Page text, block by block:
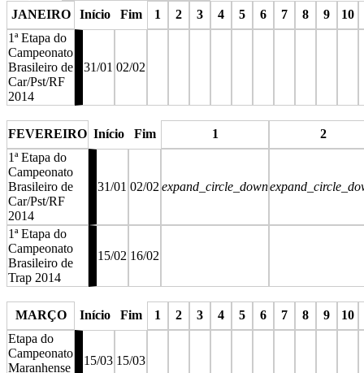
JANEIRO
Início Fim 1 2 3 4 5 6 7 8 9 10
1ª Etapa do
Campeonato
Brasileiro de
Car/Pst/RF
2014
31/01 02/02
FEVEREIRO Início Fim 1
2
1ª Etapa do
Campeonato
Brasileiro de
Car/Pst/RF
2014
31/01 02/02 expand_circle_down
1ª Etapa do
Campeonato
Brasileiro de
Trap 2014
15/02 16/02
MARÇO
Início Fim 1 2 3 4 5 6 7 8 9 10
Etapa do
Campeonato
Maranhense
15/03 15/03